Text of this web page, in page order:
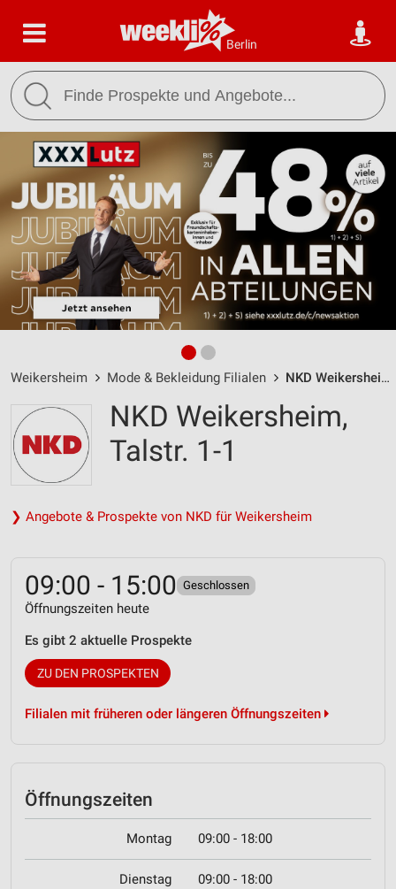
Berlin
Weikersheim Mode & Bekleidung Filialen NKD Weikersheim / Talstr. 1-1 - Öffnungszeiten & Adresse
NKD Weikersheim,
Talstr. 1-1
❯ Angebote & Prospekte von NKD für Weikersheim
09:00 - 15:00 Geschlossen
Öffnungszeiten heute
Es gibt 2 aktuelle Prospekte
ZU DEN PROSPEKTEN
Filialen mit früheren oder längeren Öffnungszeiten
Öffnungszeiten
Montag 09:00 - 18:00
Dienstag 09:00 - 18:00